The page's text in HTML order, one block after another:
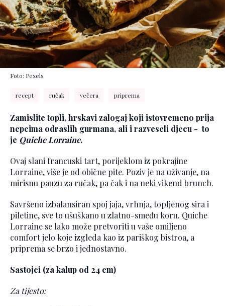
Foto: Pexels
recept ručak večera priprema
Zamislite topli, hrskavi zalogaj koji istovremeno prija
nepcima odraslih gurmana, ali i razveseli djecu - to
je Quiche Lorraine.
Ovaj slani francuski tart, porijeklom iz pokrajine
Lorraine, više je od obične pite. Poziv je na uživanje, na
mirisnu pauzu za ručak, pa čak i na neki vikend brunch.
Savršeno izbalansiran spoj jaja, vrhnja, topljenog sira i
piletine, sve to ušuškano u zlatno-smeđu koru. Quiche
Lorraine se lako može pretvoriti u vaše omiljeno
comfort jelo koje izgleda kao iz pariškog bistroa, a
priprema se brzo i jednostavno.
Sastojci (za kalup od 24 cm)
Za tijesto: